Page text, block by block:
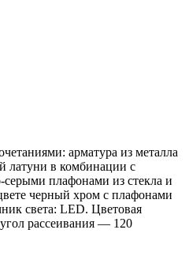
арматура из металла
латуни в комбинации с
плафонами из стекла и
черный хром с плафонами
света: LED. Цветовая
рассеивания — 120